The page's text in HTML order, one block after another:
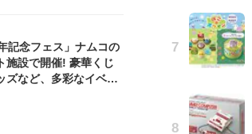
記念フェス」ナムコの
施設で開催! 豪華くじ
ズなど、多彩なイベン